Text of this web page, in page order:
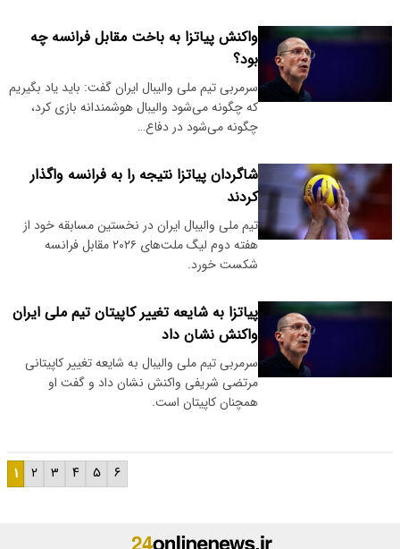
واکنش پیاتزا به باخت مقابل فرانسه چه
بود؟
سرمربی تیم ملی والیبال ایران گفت: باید یاد بگیریم
که چگونه می‌شود والیبال هوشمندانه بازی کرد،
چگونه می‌شود در دفاع…
شاگردان پیاتزا نتیجه را به فرانسه واگذار
کردند
تیم ملی والیبال ایران در نخستین مسابقه خود از
هفته دوم لیگ ملت‌های ۲۰۲۶ مقابل فرانسه
شکست خورد.
پیاتزا به شایعه تغییر کاپیتان تیم ملی ایران
واکنش نشان داد
سرمربی تیم ملی والیبال به شایعه تغییر کاپیتانی
مرتضی شریفی واکنش نشان داد و گفت او
همچنان کاپیتان است.
۱ ۲ ۳ ۴ ۵ ۶